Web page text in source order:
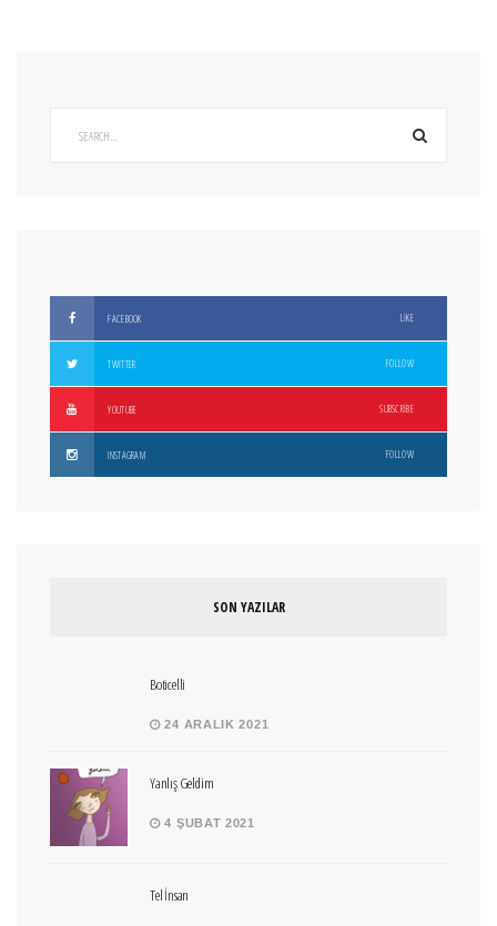
FACEBOOK LIKE
TWITTER FOLLOW
YOUTUBE SUBSCRIBE
INSTAGRAM FOLLOW
SON YAZILAR
Boticelli
24 ARALIK 2021
Yanlış Geldim
4 ŞUBAT 2021
Tel İnsan